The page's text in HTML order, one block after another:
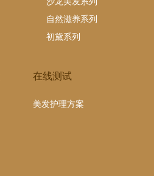
自然滋养系列
初黛系列
在线测试
美发护理方案